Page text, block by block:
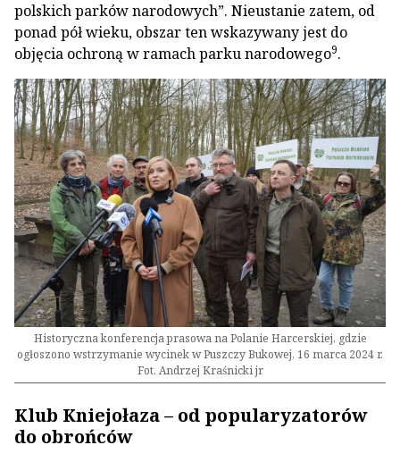
polskich parków narodowych”. Nieustanie zatem, od
ponad pół wieku, obszar ten wskazywany jest do
objęcia ochroną w ramach parku narodowego9.
Historyczna konferencja prasowa na Polanie Harcerskiej, gdzie
ogłoszono wstrzymanie wycinek w Puszczy Bukowej, 16 marca 2024 r.
Fot. Andrzej Kraśnicki jr
Klub Kniejołaza – od popularyzatorów
do obrońców